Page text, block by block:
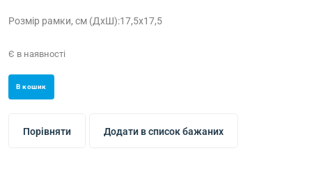
Розмір рамки, см (ДхШ):17,5х17,5
Є в наявності
В кошик
Порівняти Додати в список бажаних